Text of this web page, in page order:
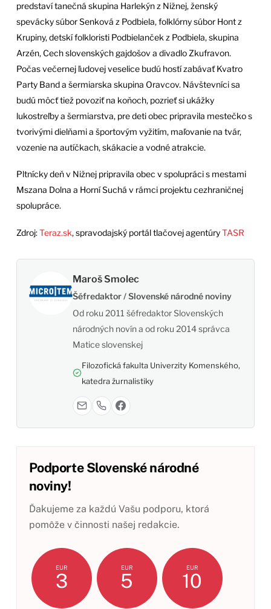
predstaví tanečná skupina Harlekýn z Nižnej, ženský
spevácky súbor Senková z Podbiela, folklórny súbor Hont z
Krupiny, detskí folkloristi Podbielanček z Podbiela, skupina
Arzén, Cech slovenských gajdošov a divadlo Zkufravon.
Počas večernej ľudovej veselice budú hostí zabávať Kvatro
Party Band a šermiarska skupina Oravcov. Návštevníci sa
budú môcť tiež povoziť na koňoch, pozrieť si ukážky
lukostreľby a šermiarstva, pre deti obec pripravila mestečko s
tvorivými dielňami a športovým vyžitím, maľovanie na tvár,
vozenie na autíčkach, skákacie a vodné atrakcie.
Pltnícky deň v Nižnej pripravila obec v spolupráci s mestami
Mszana Dolna a Horní Suchá v rámci projektu cezhraničnej
spolupráce.
Zdroj:Teraz.sk, spravodajský portál tlačovej agentúryTASR
Maroš Smolec
Šéfredaktor / Slovenské národné noviny
Od roku 2011 šéfredaktor Slovenských
národných novín a od roku 2014 správca
Matice slovenskej
Filozofická fakulta Univerzity Komenského,
katedra žurnalistiky
Podporte Slovenské národné
noviny!
Ďakujeme za každú Vašu podporu, ktorá
pomôže v činnosti našej redakcie.
EUR
3
EUR
5
EUR
10